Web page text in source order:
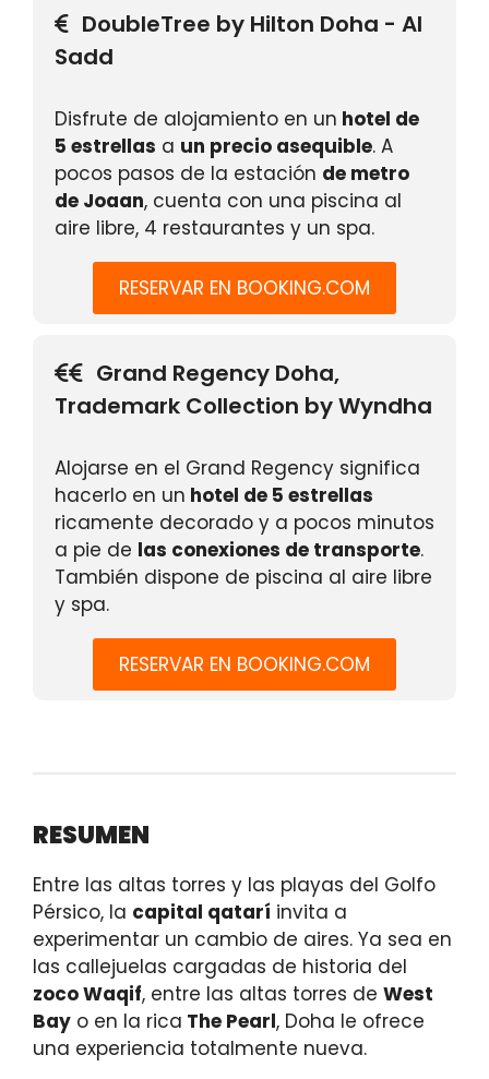
DoubleTree by Hilton Doha - Al
Sadd
Disfrute de alojamiento en un hotel de
5 estrellas a un precio asequible. A
pocos pasos de la estación de metro
de Joaan, cuenta con una piscina al
aire libre, 4 restaurantes y un spa.
RESERVAR EN BOOKING.COM
Grand Regency Doha,
Trademark Collection by Wyndha
Alojarse en el Grand Regency significa
hacerlo en un hotel de 5 estrellas
ricamente decorado y a pocos minutos
a pie de las conexiones de transporte.
También dispone de piscina al aire libre
y spa.
RESERVAR EN BOOKING.COM
RESUMEN
Entre las altas torres y las playas del Golfo
Pérsico, la capital qatarí invita a
experimentar un cambio de aires. Ya sea en
las callejuelas cargadas de historia del
zoco Waqif, entre las altas torres de West
Bay o en la rica The Pearl, Doha le ofrece
una experiencia totalmente nueva.